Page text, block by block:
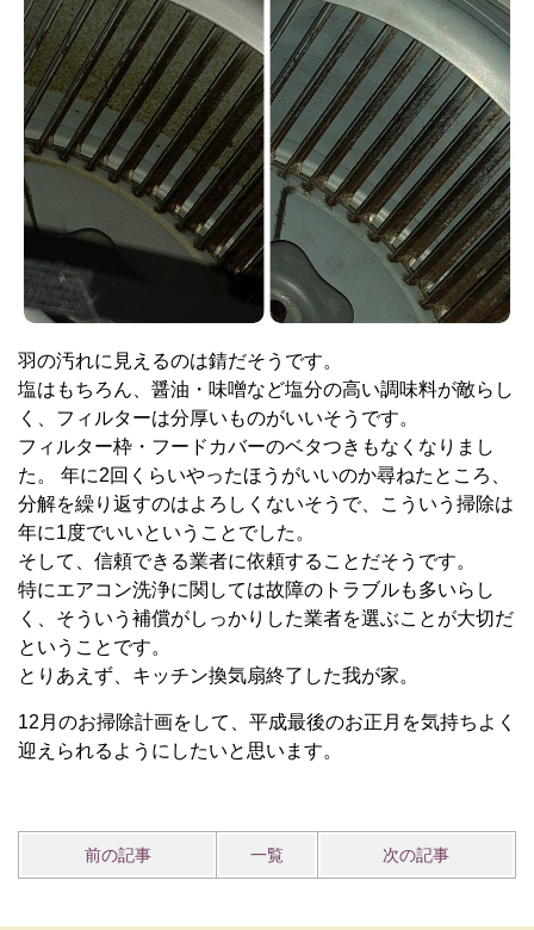
羽の汚れに見えるのは錆だそうです。
塩はもちろん、醤油・味噌など塩分の高い調味料が敵らし
く、フィルターは分厚いものがいいそうです。
フィルター枠・フードカバーのベタつきもなくなりまし
た。 年に2回くらいやったほうがいいのか尋ねたところ、
分解を繰り返すのはよろしくないそうで、こういう掃除は
年に1度でいいということでした。
そして、信頼できる業者に依頼することだそうです。
特にエアコン洗浄に関しては故障のトラブルも多いらし
く、そういう補償がしっかりした業者を選ぶことが大切だ
ということです。
とりあえず、キッチン換気扇終了した我が家。
12月のお掃除計画をして、平成最後のお正月を気持ちよく
迎えられるようにしたいと思います。
前の記事 一覧 次の記事